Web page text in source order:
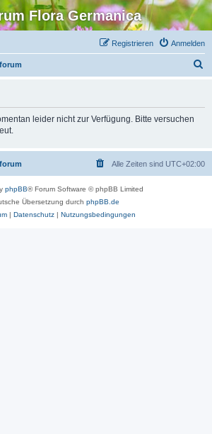
Flora Germanica
Anmelden
Registrieren
leider nicht zur Verfügung. Bitte versuchen
Alle Zeiten sind UTC+02:00
phpBB® Forum Software © phpBB Limited
Übersetzung durch phpBB.de
| Datenschutz | Nutzungsbedingungen